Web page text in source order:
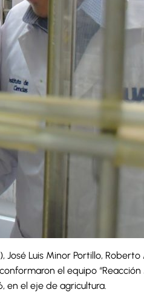
Luis Minor Portillo,
el equipo
en el eje de agricultura.